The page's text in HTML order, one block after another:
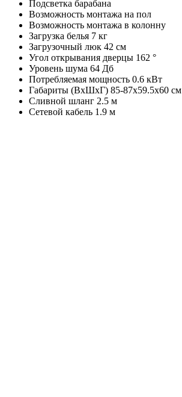
Подсветка барабана
Возможность монтажа на пол
Возможность монтажа в колонну
Загрузка белья 7 кг
Загрузочный люк 42 см
Угол открывания дверцы 162 °
Уровень шума 64 Дб
Потребляемая мощность 0.6 кВт
Габариты (ВхШхГ) 85-87х59.5х60 см
Сливной шланг 2.5 м
Сетевой кабель 1.9 м